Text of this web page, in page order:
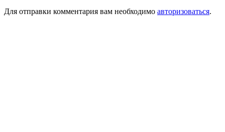
Для отправки комментария вам необходимо авторизоваться.